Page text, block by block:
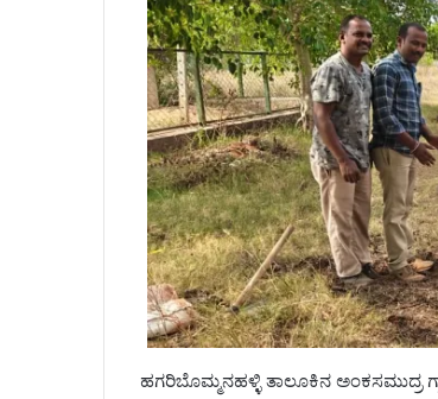
ಹಗರಿಬೊಮ್ಮನಹಳ್ಳಿ ತಾಲೂಕಿನ ಅಂಕಸಮುದ್ರ